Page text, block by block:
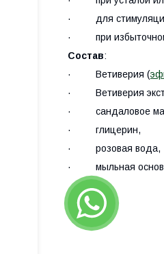
· для стимуляции
· при избыточном
Состав:
· Ветиверия (
· Ветиверия
· сандаловое
· глицерин,
· розовая вода,
· мыльная основа